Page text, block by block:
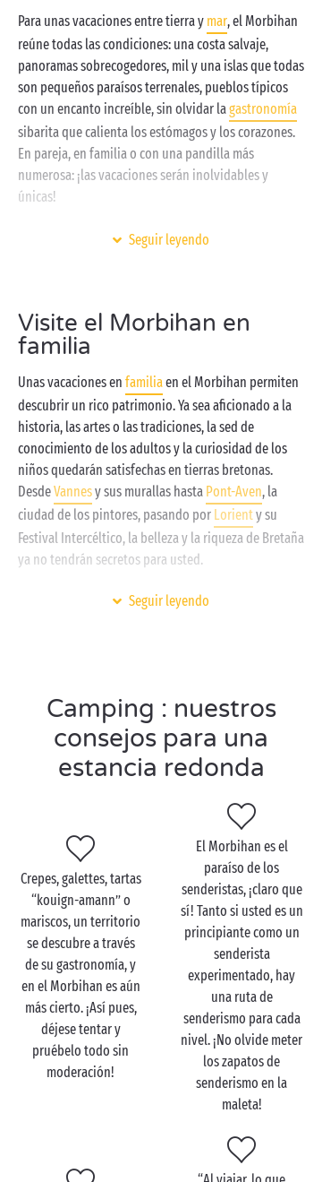
Para unas vacaciones entre tierra y mar, el Morbihan
reúne todas las condiciones: una costa salvaje,
panoramas sobrecogedores, mil y una islas que todas
son pequeños paraísos terrenales, pueblos típicos
con un encanto increíble, sin olvidar lagastronomía
sibarita que calienta los estómagos y los corazones.
En pareja, en familia o con una pandilla más
numerosa: ¡las vacaciones serán inolvidables y
únicas!
Si elige un camping Sandaya para explorar el
Morbihan y, más en general, la bella
natural preservado, un bonito
parque acuático cubierto
noche. Ah, y claro, todo ello con el océano Atlántico
como vecino. ¡Así es una estancia bretona en
camping con Sandaya!
Seguir leyendo
Visite el Morbihan en
familia
Unas vacaciones en familiaen el Morbihan permiten
descubrir un rico patrimonio. Ya sea aficionado a la
historia, las artes o las tradiciones, la sed de
conocimiento de los adultos y la curiosidad de los
niños quedarán satisfechas en tierras bretonas.
DesdeVannesy sus murallas hasta Pont-Aven, la
ciudad de los pintores, pasando por Lorienty su
Festival Intercéltico, la belleza y la riqueza de Bretaña
ya no tendrán secretos para usted.
Ya sabemos que lo sabe, pero se lo recordamos de
playa de la isla de Groix, cuyas aguas translúcidas y
arena fina dan la impresión de estar en los trópicos.
Pero seguro que encuentra fácilmente la playa de sus
sueños. ¡Póngase el bañador y al agua!
Visite el Morbihan en
pareja
Un paréntesis debienestar
en un centro de
talasoterapia frente al
es tentador, ¿no?
Podrá relajarse plenamente con su pareja. Si elige
Carnac o Quiberon como destino de relajación, podrá
combinar el descanso con el descubrimiento
turístico de estas dos joyas bretonas: la primera es
famosa por sus monolitos milenarios y la segunda se
parece a un paraíso del fin del mundo.
Abandone la tierra firme y embárquese en un crucero
¡hay tantas islas como días tiene el año! En realidad,
solo unas cuarenta islas pueblan este pequeño
Seguir leyendo
Camping : nuestros
consejos para una
estancia redonda
Crepes, galettes, tartas
“kouign-amann” o
mariscos, un territorio
se descubre a través
de su gastronomía, y
en el Morbihan es aún
más cierto. ¡Así pues,
déjese tentar y
pruébelo todo sin
moderación!
El Morbihan es el
paraíso de los
senderistas, ¡claro que
sí! Tanto si usted es un
principiante como un
senderista
experimentado, hay
una ruta de
senderismo para cada
nivel. ¡No olvide meter
los zapatos de
senderismo en la
maleta!